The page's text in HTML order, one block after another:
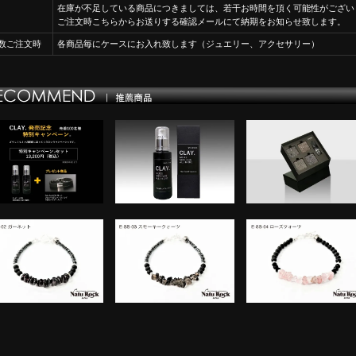
在庫が不足している商品につきましては、若干お時間を頂く可能性がござ
ご注文時こちらからお送りする確認メールにて納期をお知らせ致します。
ご注文時 各商品毎にケースにお入れ致します（ジュエリー、アクセサリー）